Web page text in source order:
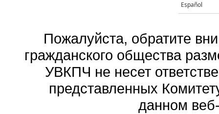
Español
Пожалуйста, обратите
гражданского общества
УВКПЧ не несет
представленных
данном